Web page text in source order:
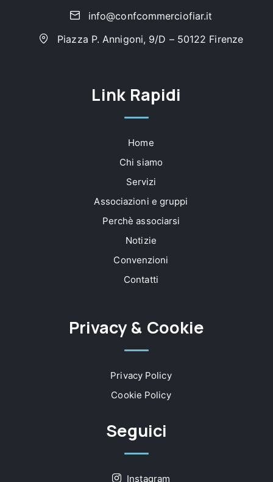
info@confcommerciofiar.it
Piazza P. Annigoni, 9/D – 50122 Firenze
Link Rapidi
Home
Chi siamo
Servizi
Associazioni e gruppi
Perchè associarsi
Notizie
Convenzioni
Contatti
Privacy & Cookie
Privacy Policy
Cookie Policy
Seguici
Instagram